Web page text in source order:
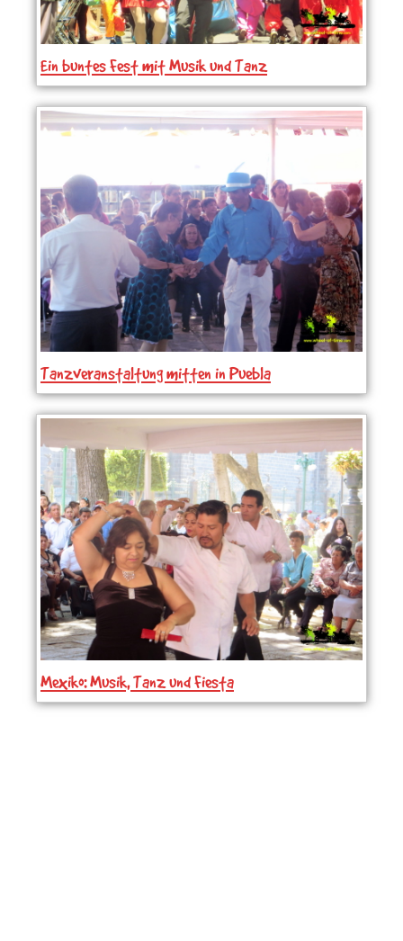
Ein buntes Fest mit Musik und Tanz
Tanzveranstaltung mitten in Puebla
Mexiko: Musik, Tanz und Fiesta